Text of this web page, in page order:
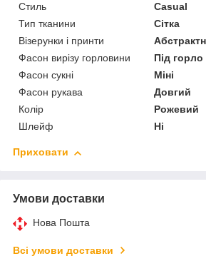
Стиль
Casual
Тип тканини
Сітка
Візерунки і принти
Фасон вирізу горловини
Під горло
Фасон сукні
Міні
Фасон рукава
Довгий
Колір
Рожевий
Шлейф
Ні
Приховати
Умови доставки
Нова Пошта
Всі умови доставки